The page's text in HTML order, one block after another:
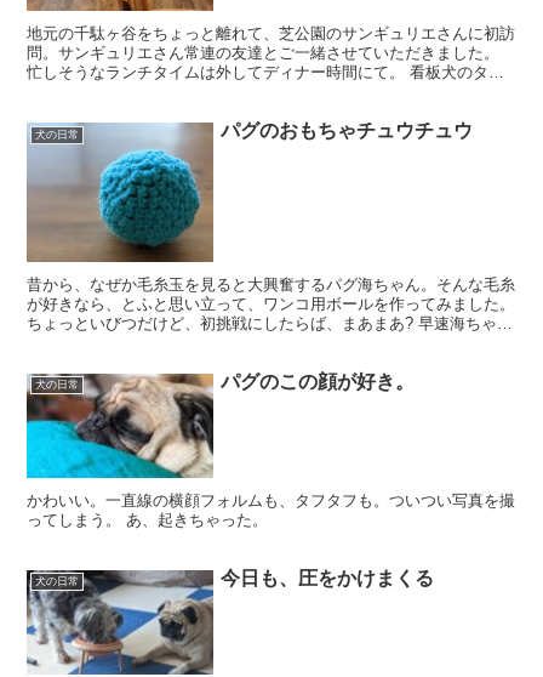
地元の千駄ヶ谷をちょっと離れて、芝公園のサンギュリエさんに初訪
問。サンギュリエさん常連の友達とご一緒させていただきました。
忙しそうなランチタイムは外してディナー時間にて。 看板犬のタマ
犬の日常 パグのおもちゃチュウチュウ
昔から、なぜか毛糸玉を見ると大興奮するパグ海ちゃん。そんな毛糸
が好きなら、とふと思い立って、ワンコ用ボールを作ってみました。
ちょっといびつだけど、初挑戦にしたらば、まあまあ? 早速海ちゃん
犬の日常 パグのこの顔が好き。
かわいい。一直線の横顔フォルムも、タフタフも。ついつい写真を撮
ってしまう。 あ、起きちゃった。
犬の日常 今日も、圧をかけまくる